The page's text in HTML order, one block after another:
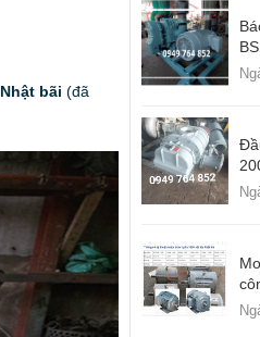
Nhật bãi (đã